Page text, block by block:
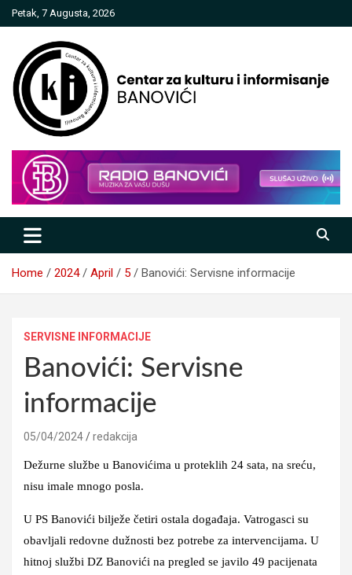
Skip
to
Petak, 7 Augusta, 2026
Centar za kulturu i informisanje
Banovići
Home 2024 April 5 Banovići: Servisne informacije
SERVISNE INFORMACIJE
Banovići: Servisne
informacije
05/04/2024 redakcija
Dežurne službe u Banovićima u proteklih 24 sata, na sreću,
nisu imale mnogo posla.
U PS Banovići bilježe četiri ostala događaja. Vatrogasci su
obavljali redovne dužnosti bez potrebe za intervencijama. U
hitnoj službi DZ Banovići na pregled se javilo 49 pacijenata